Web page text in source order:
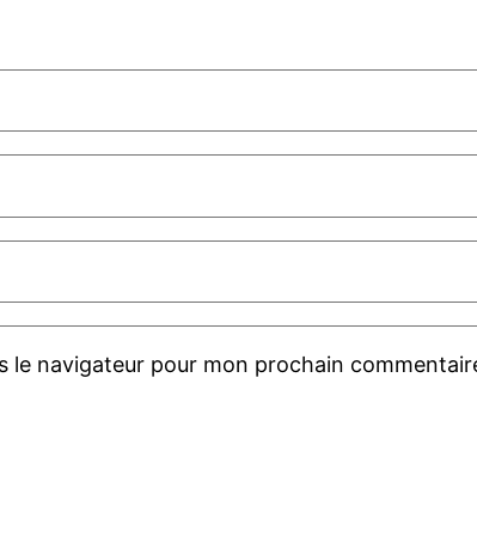
le navigateur pour mon prochain